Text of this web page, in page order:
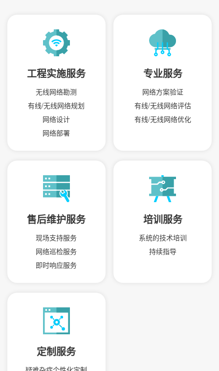
工程实施服务
无线网络勘测
有线/无线网络规划
网络设计
网络部署
专业服务
网络方案验证
有线/无线网络评估
有线/无线网络优化
售后维护服务
现场支持服务
网络巡检服务
即时响应服务
培训服务
系统的技术培训
持续指导
定制服务